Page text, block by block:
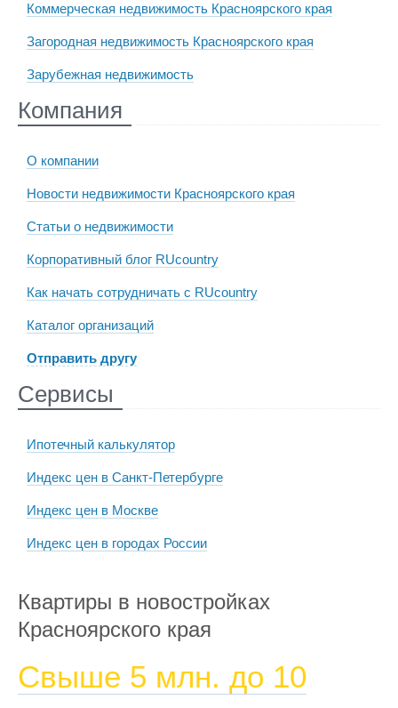
Коммерческая недвижимость Красноярского края
Загородная недвижимость Красноярского края
Зарубежная недвижимость
Компания
О компании
Новости недвижимости Красноярского края
Статьи о недвижимости
Корпоративный блог RUcountry
Как начать сотрудничать с RUcountry
Каталог организаций
Отправить другу
Сервисы
Ипотечный калькулятор
Индекс цен в Санкт-Петербурге
Индекс цен в Москве
Индекс цен в городах России
Квартиры в новостройках
Красноярского края
Свыше 5 млн. до 10